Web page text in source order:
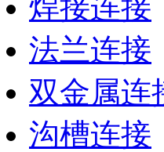
焊接连接
法兰连接
双金属连
沟槽连接